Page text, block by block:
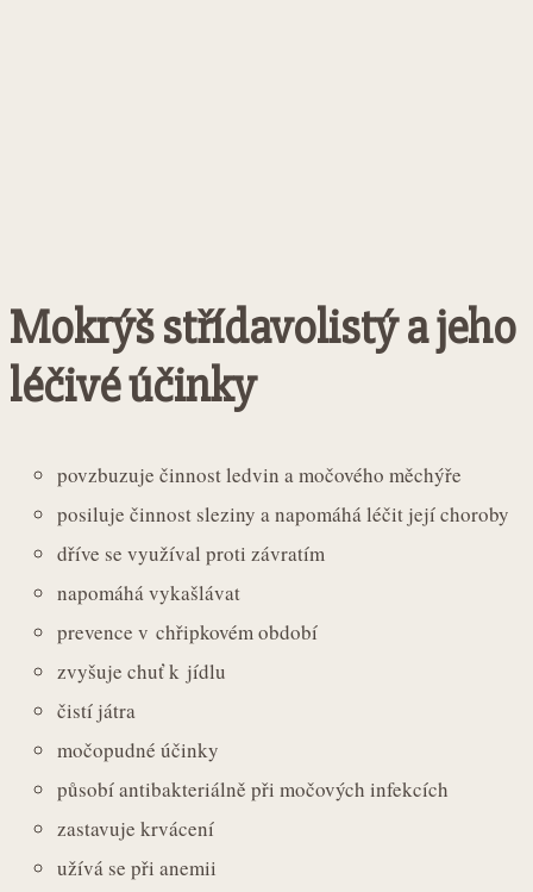
Mokrýš střídavolistý a jeho
léčivé účinky
povzbuzuje činnost ledvin a močového měchýře
posiluje činnost sleziny a napomáhá léčit její choroby
dříve se využíval proti závratím
napomáhá vykašlávat
prevence v chřipkovém období
zvyšuje chuť k jídlu
čistí játra
močopudné účinky
působí antibakteriálně při močových infekcích
zastavuje krvácení
užívá se při anemii